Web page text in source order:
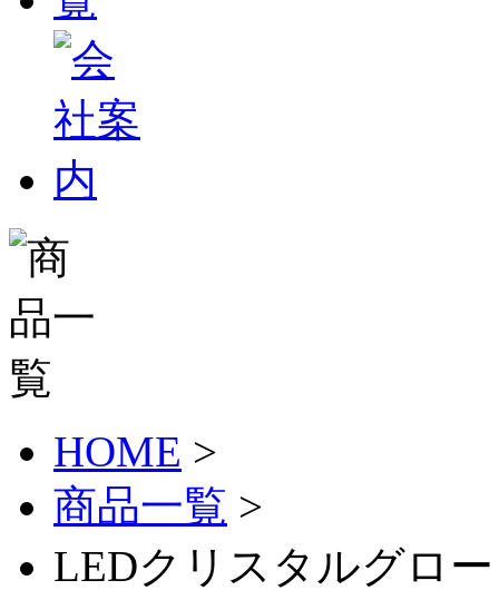
HOME >
商品一覧 >
LEDクリスタルグロ